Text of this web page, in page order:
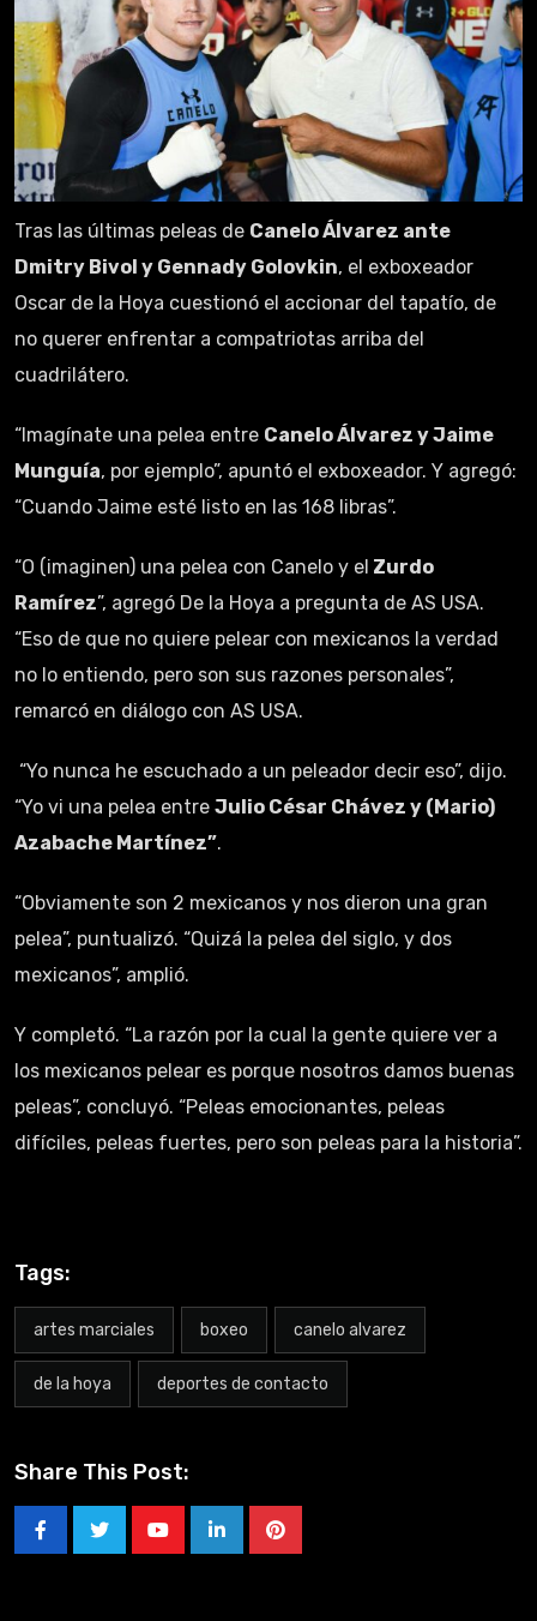
Tras las últimas peleas de Canelo Álvarez ante
Dmitry Bivol y Gennady Golovkin, el exboxeador
Oscar de la Hoya cuestionó el accionar del tapatío, de
no querer enfrentar a compatriotas arriba del
cuadrilátero.
“Imagínate una pelea entre Canelo Álvarez y Jaime
Munguía, por ejemplo”, apuntó el exboxeador. Y agregó:
“Cuando Jaime esté listo en las 168 libras”.
“O (imaginen) una pelea con Canelo y el Zurdo
Ramírez”, agregó De la Hoya a pregunta de AS USA.
“Eso de que no quiere pelear con mexicanos la verdad
no lo entiendo, pero son sus razones personales”,
remarcó en diálogo con AS USA.
“Yo nunca he escuchado a un peleador decir eso”, dijo.
“Yo vi una pelea entre Julio César Chávez y (Mario)
Azabache Martínez”.
“Obviamente son 2 mexicanos y nos dieron una gran
pelea”, puntualizó. “Quizá la pelea del siglo, y dos
mexicanos”, amplió.
Y completó. “La razón por la cual la gente quiere ver a
los mexicanos pelear es porque nosotros damos buenas
peleas”, concluyó. “Peleas emocionantes, peleas
difíciles, peleas fuertes, pero son peleas para la historia”.
Tags:
artes marciales boxeo canelo alvarez
de la hoya deportes de contacto
Share This Post: